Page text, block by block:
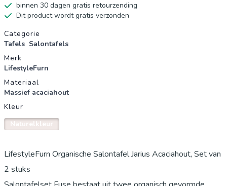
binnen 30 dagen gratis retourzending
Dit product wordt gratis verzonden
Productgegevens
Categorie
Tafels Salontafels
Merk
LifestyleFurn
Materiaal
Massief acaciahout
Kleur
Naturelkleur
LifestyleFurn Organische Salontafel Jarius Acaciahout, Set van
2 stuks